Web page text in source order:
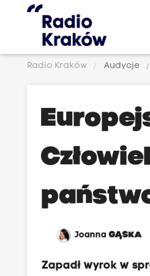
Radio Kraków Audycje
JoannaGĄSKA
Zapadł wyrok w